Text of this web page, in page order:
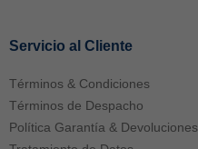
Servicio al Cliente
Términos & Condiciones
Términos de Despacho
Política Garantía & Devoluciones